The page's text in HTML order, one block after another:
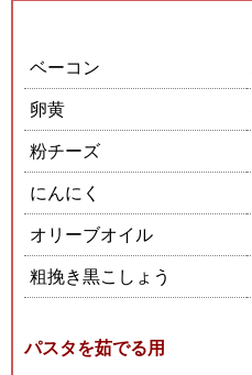
ベーコン
卵黄
粉チーズ
にんにく
オリーブオイル
粗挽き黒こしょう
パスタを茹でる用